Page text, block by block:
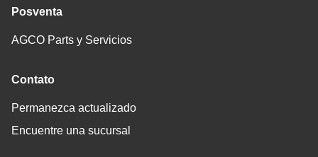
Posventa
AGCO Parts y Servicios
Contato
Permanezca actualizado
Encuentre una sucursal